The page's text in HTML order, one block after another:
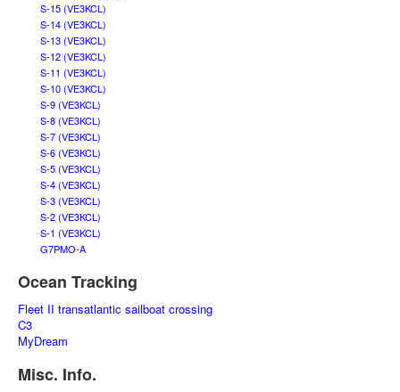
S-15 (VE3KCL)
S-14 (VE3KCL)
S-13 (VE3KCL)
S-12 (VE3KCL)
S-11 (VE3KCL)
S-10 (VE3KCL)
S-9 (VE3KCL)
S-8 (VE3KCL)
S-7 (VE3KCL)
S-6 (VE3KCL)
S-5 (VE3KCL)
S-4 (VE3KCL)
S-3 (VE3KCL)
S-2 (VE3KCL)
S-1 (VE3KCL)
G7PMO-A
Ocean Tracking
Fleet II transatlantic sailboat crossing
C3
MyDream
Misc. Info.